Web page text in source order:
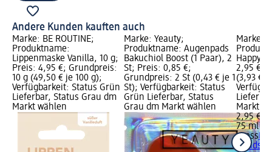
Andere Kunden kauften auch
Marke: BE ROUTINE;
Produktname:
Lippenmaske Vanilla, 10 g;
Preis: 4,95 €; Grundpreis:
10 g (49,50 € je 100 g);
Verfügbarkeit: Status Grün
Lieferbar, Status Grau dm
Markt wählen
Marke: Yeauty;
Produktname: Augenpads
Bakuchiol Boost (1 Paar), 2
St; Preis: 0,85 €;
Grundpreis: 2 St (0,43 € je 1
St); Verfügbarkeit: Status
Grün Lieferbar, Status
Grau dm Markt wählen
Marke:
Happy
2,95 €;
(3,93 €
Markt
2,95 €
75 ml
oyess
Hands,